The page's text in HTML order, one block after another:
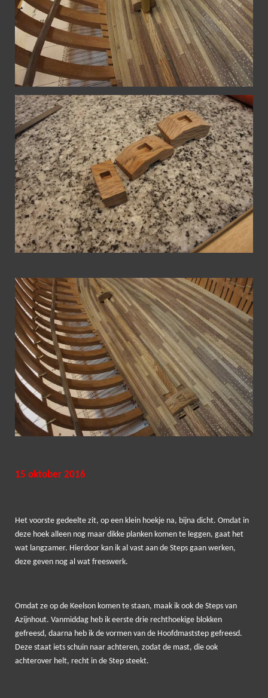
15 oktober 2016
Het voorste gedeelte zit, op een klein hoekje na, bijna dicht. Omdat in
deze hoek alleen nog maar dikke planken komen te leggen, gaat het
wat langzamer. Hierdoor kan ik al vast aan de Steps gaan werken,
deze geven nog al wat freeswerk.
Omdat ze op de Keelson komen te staan, maak ik ook de Steps van
Azijnhout. Vanmiddag heb ik eerste drie rechthoekige blokken
gefreesd, daarna heb ik de vormen van de Hoofdmaststep gefreesd.
Deze staat iets schuin naar achteren, zodat de mast, die ook
achterover helt, recht in de Step steekt.